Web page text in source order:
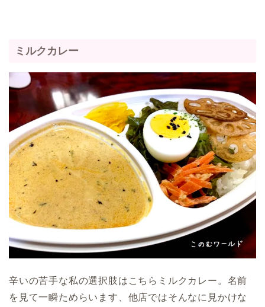
ミルクカレー
辛いの苦手な私の選択肢はこちらミルクカレー。名前
を見て一瞬ためらいます、他店ではそんなに見かけな